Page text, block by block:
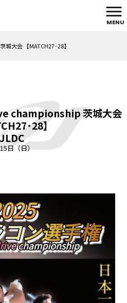
MENU
大会 【MATCH27･28】
championship 茨城大会
･28】
日（日）